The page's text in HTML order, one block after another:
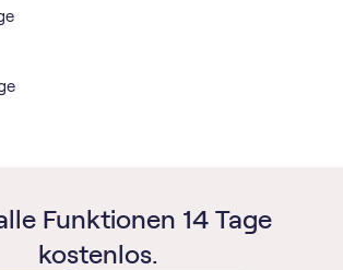
Funktionen 14 Tage
kostenlos.